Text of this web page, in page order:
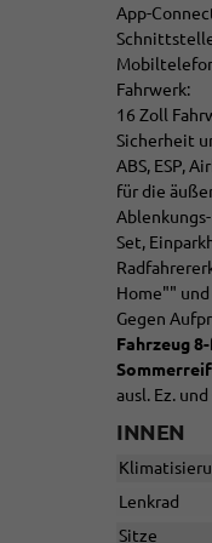
App-
Schnittstelle
Fahrwerk:
16 Zoll
Sicherheit
ABS, ESP,
für die
Set,
Home""
Gegen
Fahrzeug
ausl. Ez.
INNEN
Lenkrad
Sitze